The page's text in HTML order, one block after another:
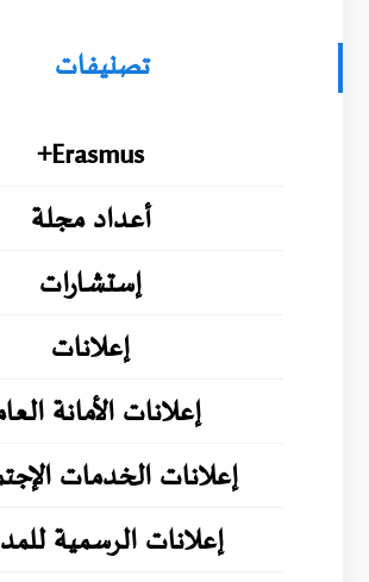
تصنيفات
Erasmus+
أعداد مجلة
إستشارات
إعلانات
إعلانات الأمانة
إعلانات الخدمات
إعلانات الرسمية